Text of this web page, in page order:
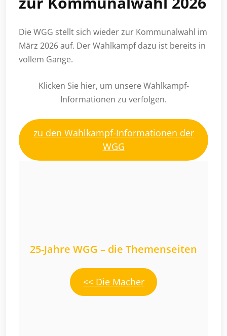
Die WGG stellt sich wieder zur Kommunalwahl im
März 2026 auf. Der Wahlkampf dazu ist bereits in
vollem Gange.
Klicken Sie hier, um unsere Wahlkampf-
Informationen zu verfolgen.
zu den Wahlkampf-Informationen der
WGG
25-Jahre WGG – die Themenseiten
<< Die Macher